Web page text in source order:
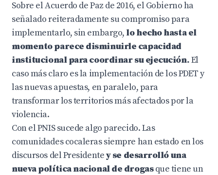
Sobre el Acuerdo de Paz de 2016, el Gobierno ha
señalado reiteradamente su compromiso para
implementarlo, sin embargo, lo hecho hasta el
momento parece disminuirle capacidad
institucional para coordinar su ejecución.El
caso más claro es la implementación de los PDET y
las nuevas apuestas, en paralelo, para
transformar los territorios más afectados por la
violencia.
Con el PNIS sucede algo parecido. Las
comunidades cocaleras siempre han estado en los
discursos del Presidentey se desarrolló una
nueva política nacional de drogasque tiene un